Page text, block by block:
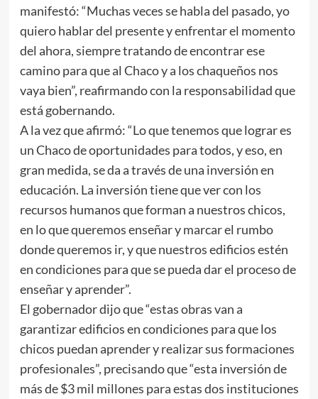
manifestó: “Muchas veces se habla del pasado, yo
quiero hablar del presente y enfrentar el momento
del ahora, siempre tratando de encontrar ese
camino para que al Chaco y a los chaqueños nos
vaya bien”, reafirmando con la responsabilidad que
está gobernando.
A la vez que afirmó: “Lo que tenemos que lograr es
un Chaco de oportunidades para todos, y eso, en
gran medida, se da a través de una inversión en
educación. La inversión tiene que ver con los
recursos humanos que forman a nuestros chicos,
en lo que queremos enseñar y marcar el rumbo
donde queremos ir, y que nuestros edificios estén
en condiciones para que se pueda dar el proceso de
enseñar y aprender”.
El gobernador dijo que “estas obras van a
garantizar edificios en condiciones para que los
chicos puedan aprender y realizar sus formaciones
profesionales”, precisando que “esta inversión de
más de $3 mil millones para estas dos instituciones